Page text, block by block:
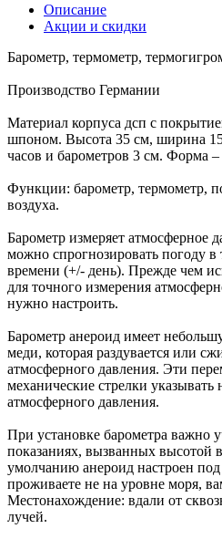
Описание
Акции и скидки
Барометр, термометр,
Производство Германии
Материал корпуса дсп с
шпоном. Высота 35 см, ширина
часов и барометров 3 см. Форма –
Функции: барометр, термометр,
воздуха.
Барометр измеряет атмосферное
можно спрогнозировать погоду
времени (+/- день). Прежде чем
для точного измерения
нужно настроить.
Барометр анероид имеет
меди, которая раздувается или
атмосферного давления. Эти
механические стрелки указывать
атмосферного давления.
При установке барометра важно
показаниях, вызванных высотой
умолчанию анероид настроен
проживаете не на уровне моря,
Местонахождение: вдали от
лучей.